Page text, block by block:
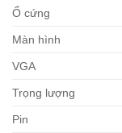
Ổ cứng
Màn hình
VGA
Trọng lượng
Pin